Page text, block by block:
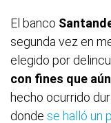
El banco
segunda vez en
elegido por
con fines que
hecho ocurrido
donde se halló un